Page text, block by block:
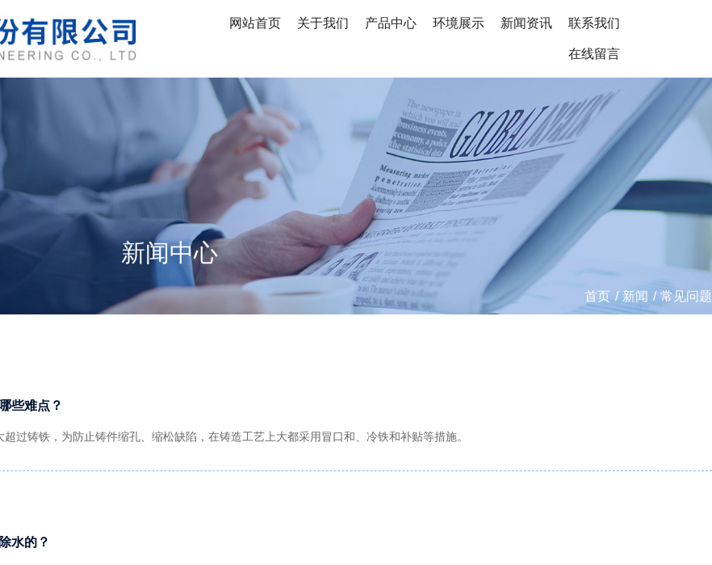
网站首页 关于我们 产品中心 环境展示 新闻资讯 联系我们
在线留言
新闻中心
首页 / 新闻 / 常见问题
些难点？
过铸铁，为防止铸件缩孔、缩松缺陷，在铸造工艺上大都采用冒口和、冷铁和补贴等措施。
水的？